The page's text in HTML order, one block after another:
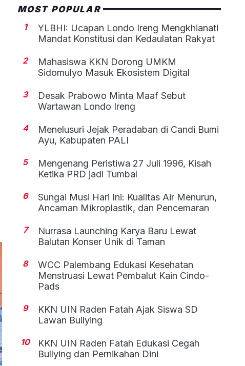
MOST POPULAR
1
YLBHI: Ucapan Londo Ireng Mengkhianati
Mandat Konstitusi dan Kedaulatan Rakyat
2
Mahasiswa KKN Dorong UMKM
Sidomulyo Masuk Ekosistem Digital
3
Desak Prabowo Minta Maaf Sebut
Wartawan Londo Ireng
4
Menelusuri Jejak Peradaban di Candi Bumi
Ayu, Kabupaten PALI
5
Mengenang Peristiwa 27 Juli 1996, Kisah
Ketika PRD jadi Tumbal
6
Sungai Musi Hari Ini: Kualitas Air Menurun,
Ancaman Mikroplastik, dan Pencemaran
7
Nurrasa Launching Karya Baru Lewat
Balutan Konser Unik di Taman
8
WCC Palembang Edukasi Kesehatan
Menstruasi Lewat Pembalut Kain Cindo-
Pads
9
KKN UIN Raden Fatah Ajak Siswa SD
Lawan Bullying
10
KKN UIN Raden Fatah Edukasi Cegah
Bullying dan Pernikahan Dini